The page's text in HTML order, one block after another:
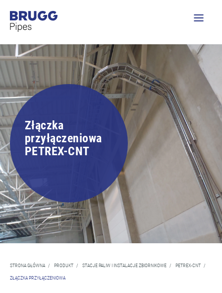
Złączka
przyłączeniowa
PETREX-CNT
STRONA GŁÓWNA / PRODUKT / STACJE PALIW I INSTALACJE ZBIORNIKOWE / PETREX-CNT /
ZŁĄCZKA PRZYŁĄCZENIOWA